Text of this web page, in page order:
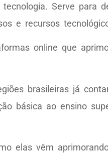
Serve para
e recursos
online que
brasileiras já
básica ao ensino
elas vêm